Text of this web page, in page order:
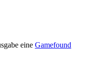
eine Gamefound